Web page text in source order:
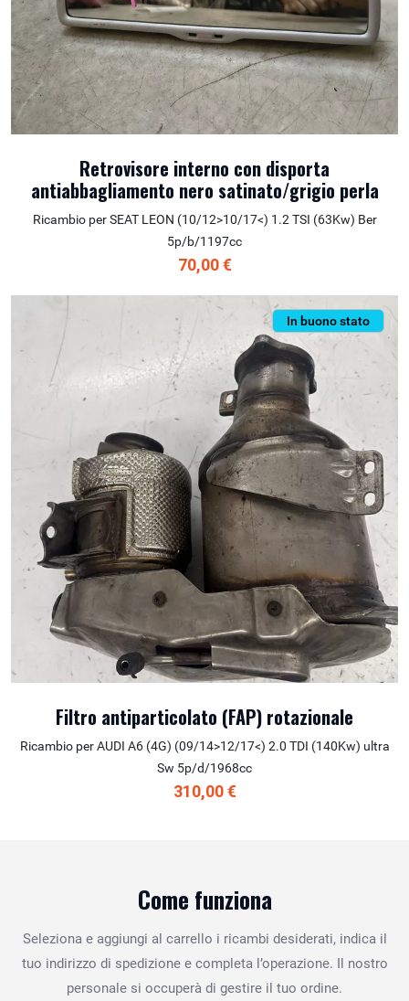
Retrovisore interno con disporta
antiabbagliamento nero satinato/grigio perla
Ricambio per SEAT LEON (10/12>10/17<) 1.2 TSI (63Kw) Ber
5p/b/1197cc
70,00 €
In buono stato
Filtro antiparticolato (FAP) rotazionale
Ricambio per AUDI A6 (4G) (09/14>12/17<) 2.0 TDI (140Kw) ultra
Sw 5p/d/1968cc
310,00 €
Come funziona
Seleziona e aggiungi al carrello i ricambi desiderati, indica il
tuo indirizzo di spedizione e completa l’operazione. Il nostro
personale si occuperà di gestire il tuo ordine.